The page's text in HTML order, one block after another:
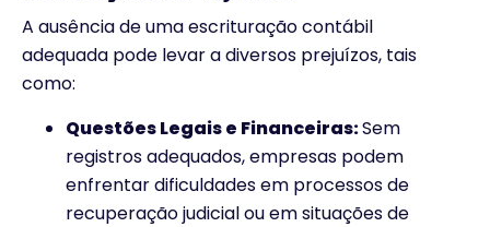
A ausência de uma escrituração contábil
adequada pode levar a diversos prejuízos, tais
como:
Questões Legais e Financeiras:Sem
registros adequados, empresas podem
enfrentar dificuldades em processos de
recuperação judicial ou em situações de